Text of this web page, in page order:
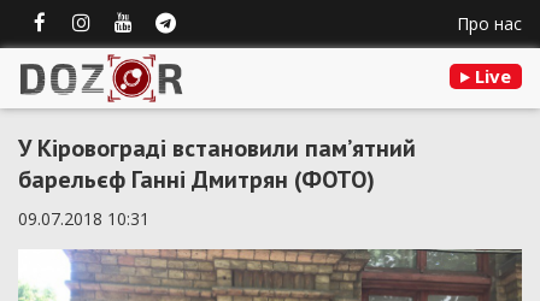
Про нас
Live
У Кіровограді встановили пам’ятний
барельєф Ганні Дмитрян (ФОТО)
09.07.2018 10:31